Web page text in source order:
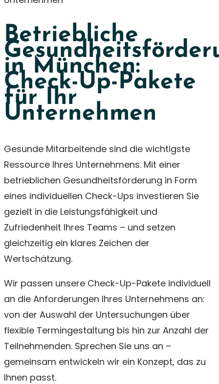
Betriebliche
in München:
Check-Up-Pakete
für Ihr
Unternehmen
Gesunde Mitarbeitende sind die wichtigste
Ressource Ihres Unternehmens. Mit einer
betrieblichen Gesundheitsförderung in Form
eines individuellen Check-Ups investieren Sie
gezielt in die Leistungsfähigkeit und
Zufriedenheit Ihres Teams – und setzen
gleichzeitig ein klares Zeichen der
Wertschätzung.
Wir passen unsere Check-Up-Pakete individuell
an die Anforderungen Ihres Unternehmens an:
von der Auswahl der Untersuchungen über
flexible Termingestaltung bis hin zur Anzahl der
Teilnehmenden. Sprechen Sie uns an –
gemeinsam entwickeln wir ein Konzept, das zu
Ihnen passt.